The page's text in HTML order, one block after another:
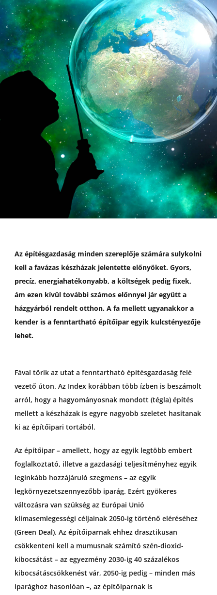
RÓLUNK
GDPR – ÁSZF
HÍREK
Az építésgazdaság minden szereplője számára sulykolni
kell a favázas készházak jelentette előnyöket. Gyors,
precíz, energiahatékonyabb, a költségek pedig fixek,
ám ezen kívül további számos előnnyel jár együtt a
házgyárból rendelt otthon. A fa mellett ugyanakkor a
kender is a fenntartható építőipar egyik kulcstényezője
lehet.
Fával törik az utat a fenntartható építésgazdaság felé
vezető úton. Az Index korábban több ízben is beszámolt
arról, hogy a hagyományosnak mondott (tégla) építés
mellett a készházak is egyre nagyobb szeletet hasítanak
ki az építőipari tortából.
Az építőipar – amellett, hogy az egyik legtöbb embert
foglalkoztató, illetve a gazdasági teljesítményhez egyik
leginkább hozzájáruló szegmens – az egyik
legkörnyezetszennyezőbb iparág. Ezért gyökeres
változásra van szükség az Európai Unió
klímasemlegességi céljainak 2050-ig történő eléréséhez
(Green Deal). Az építőiparnak ehhez drasztikusan
csökkenteni kell a mumusnak számító szén-dioxid-
kibocsátást – az egyezmény 2030-ig 40 százalékos
kibocsátáscsökkenést vár, 2050-ig pedig – minden más
iparághoz hasonlóan –, az építőiparnak is